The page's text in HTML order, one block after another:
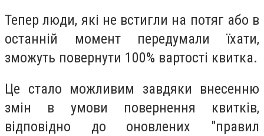
Тепер люди, які не встигли на потяг або в
останній момент передумали їхати,
зможуть повернути 100% вартості квитка.
Це стало можливим завдяки внесенню
змін в умови повернення квитків,
відповідно до оновлених "правил